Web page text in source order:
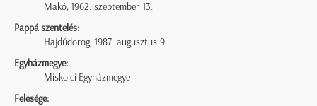
Makó, 1962. szeptember 13.
Pappá szentelés:
Hajdúdorog, 1987. augusztus 9.
Egyházmegye:
Miskolci Egyházmegye
Felesége: